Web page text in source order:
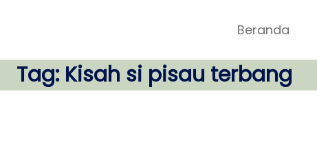
Beranda
Tag: Kisah si pisau terbang